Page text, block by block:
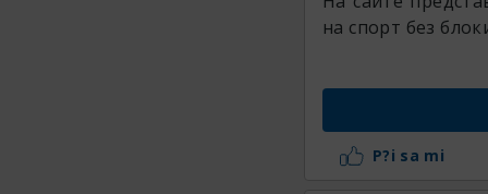
на спорт без
P?i sa mi